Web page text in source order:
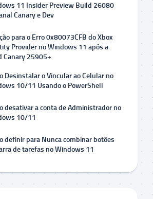
11 Insider Preview Build 26080
Canary e Dev
para o Erro 0x80073CFB do Xbox
Provider no Windows 11 após a
Canary 25905+
Desinstalar o Vincular ao Celular no
10/11 Usando o PowerShell
desativar a conta de Administrador no
10/11
definir para Nunca combinar botões
de tarefas no Windows 11